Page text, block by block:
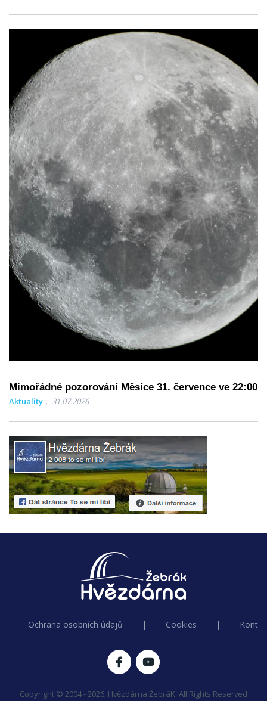
Mimořádné pozorování Měsíce 31. července ve 22:00
Aktuality 31.07.2026
Ochrana osobních údajů | Cookies |
Copyright © 2004 - 2026, Hvězdárna ŽebráK. All Rights Reserved